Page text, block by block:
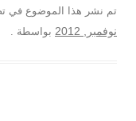
تم نشر هذا الموضوع في
نوفمبر, 2012
بواسطة .